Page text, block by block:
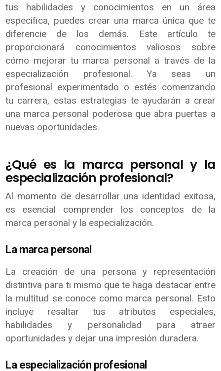
tus habilidades y conocimientos en un área
específica, puedes crear una marca única que te
diferencie de los demás. Este artículo te
proporcionará conocimientos valiosos sobre
cómo mejorar tu marca personal a través de la
especialización profesional. Ya seas un
profesional experimentado o estés comenzando
tu carrera, estas estrategias te ayudarán a crear
una marca personal poderosa que abra puertas a
nuevas oportunidades.
¿Qué es la marca personal y la
especialización profesional?
Al momento de desarrollar una identidad exitosa,
es esencial comprender los conceptos de la
marca personal y la especialización.
La marca personal
La creación de una persona y representación
distintiva para ti mismo que te haga destacar entre
la multitud se conoce como marca personal. Esto
incluye resaltar tus atributos especiales,
habilidades y personalidad para atraer
oportunidades y dejar una impresión duradera.
La especialización profesional